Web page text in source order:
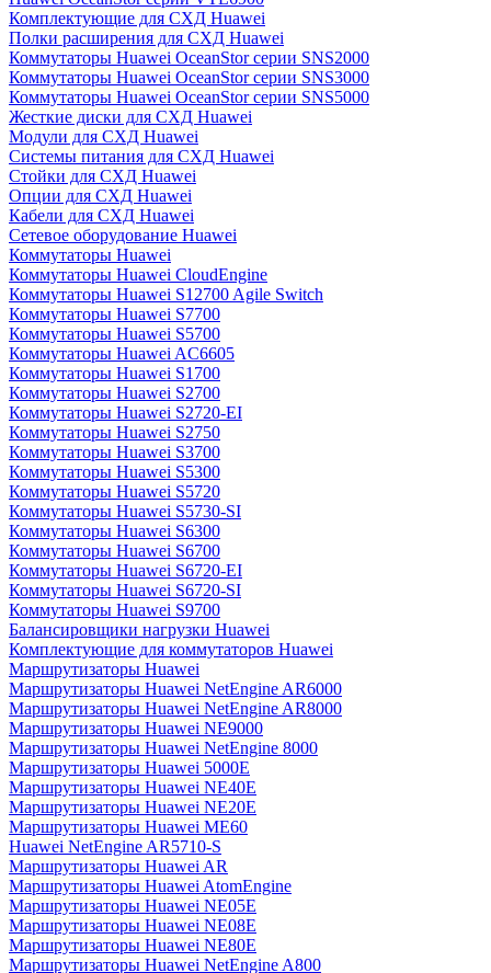
Комплектующие для СХД Huawei
Полки расширения для СХД Huawei
Коммутаторы Huawei OceanStor серии SNS2000
Коммутаторы Huawei OceanStor серии SNS3000
Коммутаторы Huawei OceanStor серии SNS5000
Жесткие диски для СХД Huawei
Модули для СХД Huawei
Системы питания для СХД Huawei
Стойки для СХД Huawei
Опции для СХД Huawei
Кабели для СХД Huawei
Сетевое оборудование Huawei
Коммутаторы Huawei
Коммутаторы Huawei CloudEngine
Коммутаторы Huawei S12700 Agile Switch
Коммутаторы Huawei S7700
Коммутаторы Huawei S5700
Коммутаторы Huawei AC6605
Коммутаторы Huawei S1700
Коммутаторы Huawei S2700
Коммутаторы Huawei S2720-EI
Коммутаторы Huawei S2750
Коммутаторы Huawei S3700
Коммутаторы Huawei S5300
Коммутаторы Huawei S5720
Коммутаторы Huawei S5730-SI
Коммутаторы Huawei S6300
Коммутаторы Huawei S6700
Коммутаторы Huawei S6720-EI
Коммутаторы Huawei S6720-SI
Коммутаторы Huawei S9700
Балансировщики нагрузки Huawei
Комплектующие для коммутаторов Huawei
Маршрутизаторы Huawei
Маршрутизаторы Huawei NetEngine AR6000
Маршрутизаторы Huawei NetEngine AR8000
Маршрутизаторы Huawei NE9000
Маршрутизаторы Huawei NetEngine 8000
Маршрутизаторы Huawei 5000E
Маршрутизаторы Huawei NE40E
Маршрутизаторы Huawei NE20E
Маршрутизаторы Huawei ME60
Huawei NetEngine AR5710-S
Маршрутизаторы Huawei AR
Маршрутизаторы Huawei AtomEngine
Маршрутизаторы Huawei NE05E
Маршрутизаторы Huawei NE08E
Маршрутизаторы Huawei NE80E
Маршрутизаторы Huawei NetEngine A800